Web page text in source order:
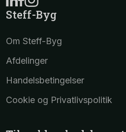
Steff-Byg
Om Steff-Byg
Afdelinger
Handelsbetingelser
Cookie og Privatlivspolitik